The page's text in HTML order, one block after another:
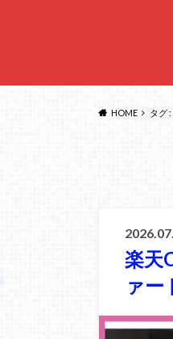
HOME タグ
楽天
ァー